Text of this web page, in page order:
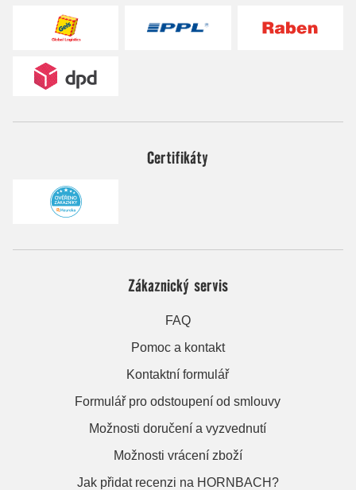
Certifikáty
Zákaznický servis
FAQ
Pomoc a kontakt
Kontaktní formulář
Formulář pro odstoupení od smlouvy
Možnosti doručení a vyzvednutí
Možnosti vrácení zboží
Jak přidat recenzi na HORNBACH?